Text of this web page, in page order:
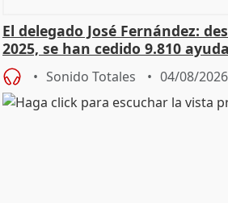
El delegado José Fernández:
2025, se han cedido 9.810
Sonido Totales 04/08/2026